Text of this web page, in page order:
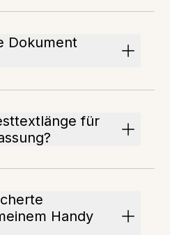
Dokument
für
Handy